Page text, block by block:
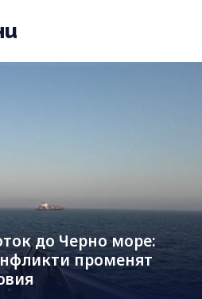
до Черно море:
променят